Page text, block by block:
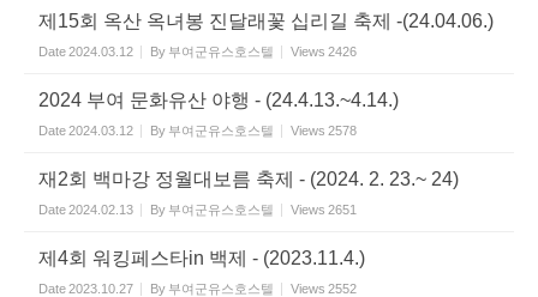
제15회 옥산 옥녀봉 진달래꽃 십리길 축제 -(24.04.06.)
Date2024.03.12 By 부여군유스호스텔 Views 2426
2024 부여 문화유산 야행 - (24.4.13.~4.14.)
Date2024.03.12 By 부여군유스호스텔 Views 2578
재2회 백마강 정월대보름 축제 - (2024. 2. 23.~ 24)
Date2024.02.13 By 부여군유스호스텔 Views 2651
제4회 워킹페스타in 백제 - (2023.11.4.)
Date2023.10.27 By 부여군유스호스텔 Views 2552